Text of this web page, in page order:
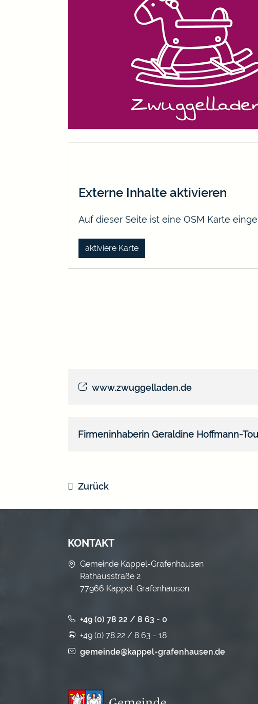
www.zwuggelladen.de
Firmeninhaberin Geraldine Hoffmann-
Externe Inhalte aktivieren
Auf dieser Seite ist eine OSM Karte
aktiviere Karte
Zurück
KONTAKT
Gemeinde Kappel-Grafenhausen
Rathausstraße 2
77966 Kappel-Grafenhausen
+49 (0) 78 22 / 8 63 - 0
+49 (0) 78 22 / 8 63 - 18
gemeinde@kappel-grafenhausen.de